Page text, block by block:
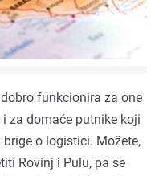
funkcionira za one
za domaće putnike koji
o logistici. Možete,
Rovinj i Pulu, pa se